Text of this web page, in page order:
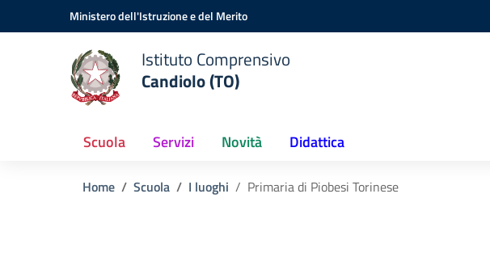
Vai ai contenuti
Vai al menu di navigazioneMinistero dell'Istruzione e del Merito
Istituto Comprensivo
Candiolo (TO)
Scuola Servizi Novità Didattica
Home Scuola I luoghi Primaria di Piobesi Torinese